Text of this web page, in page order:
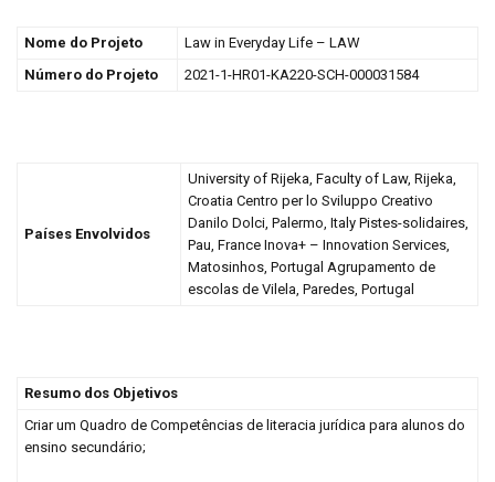
Nome do Projeto
Law in Everyday Life – LAW
Número do Projeto
2021-1-HR01-KA220-SCH-000031584
Países Envolvidos
University of Rijeka, Faculty of Law, Rijeka,
Croatia Centro per lo Sviluppo Creativo
Danilo Dolci, Palermo, Italy Pistes-solidaires,
Pau, France Inova+ – Innovation Services,
Matosinhos, Portugal Agrupamento de
escolas de Vilela, Paredes, Portugal
Resumo dos Objetivos
Criar um Quadro de Competências de literacia jurídica para alunos do
ensino secundário;